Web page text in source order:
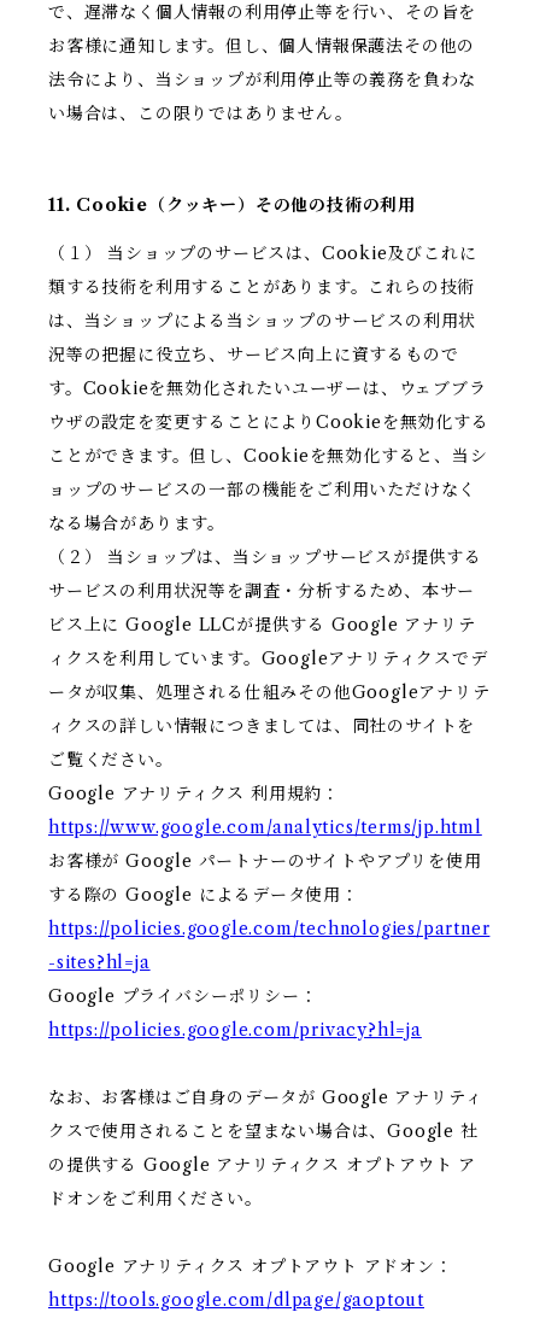
で、遅滞なく個人情報の利用停止等を行い、その旨を
お客様に通知します。但し、個人情報保護法その他の
法令により、当ショップが利用停止等の義務を負わな
い場合は、この限りではありません。
11. Cookie（クッキー）その他の技術の利用
（１） 当ショップのサービスは、Cookie及びこれに
類する技術を利用することがあります。これらの技術
は、当ショップによる当ショップのサービスの利用状
況等の把握に役立ち、サービス向上に資するもので
す。Cookieを無効化されたいユーザーは、ウェブブラ
ウザの設定を変更することによりCookieを無効化する
ことができます。但し、Cookieを無効化すると、当シ
ョップのサービスの一部の機能をご利用いただけなく
なる場合があります。
（２） 当ショップは、当ショップサービスが提供する
サービスの利用状況等を調査・分析するため、本サー
ビス上に Google LLCが提供する Google アナリテ
ィクスを利用しています。Googleアナリティクスでデ
ータが収集、処理される仕組みその他Googleアナリテ
ィクスの詳しい情報につきましては、同社のサイトを
ご覧ください。
Google アナリティクス 利用規約：
https://www.google.com/analytics/terms/jp.html
お客様が Google パートナーのサイトやアプリを使用
する際の Google によるデータ使用：
https://policies.google.com/technologies/partner
-sites?hl=ja
Google プライバシーポリシー：
https://policies.google.com/privacy?hl=ja
なお、お客様はご自身のデータが Google アナリティ
クスで使用されることを望まない場合は、Google 社
の提供する Google アナリティクス オプトアウト ア
ドオンをご利用ください。
Google アナリティクス オプトアウト アドオン：
https://tools.google.com/dlpage/gaoptout